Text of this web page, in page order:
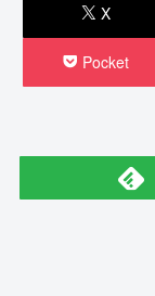
X
Pocket